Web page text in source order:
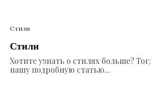
Стили
Стили
Хотите узнать о стилях больше?
нашу подробную статью...